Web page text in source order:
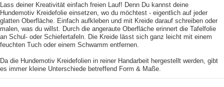
Lass deiner Kreativität einfach freien Lauf! Denn Du kannst deine
Hundemotiv Kreidefolie einsetzen, wo du möchtest - eigentlich auf jeder
glatten Oberfläche. Einfach aufkleben und mit Kreide darauf schreiben oder
malen, was du willst. Durch die angeraute Oberfläche erinnert die Tafelfolie
an Schul- oder Schiefertafeln. Die Kreide lässt sich ganz leicht mit einem
feuchten Tuch oder einem Schwamm entfernen.
Da die Hundemotiv Kreidefolien in reiner Handarbeit hergestellt werden, gibt
es immer kleine Unterschiede betreffend Form & Maße.